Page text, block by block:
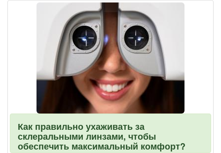
Как правильно ухаживать за
склеральными линзами, чтобы
обеспечить максимальный комфорт?